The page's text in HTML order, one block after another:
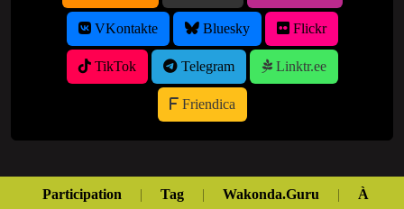
VKontakte Bluesky Flickr
TikTok Telegram Linktr.ee
Friendica
Participation | Tag | Wakonda.Guru |
À